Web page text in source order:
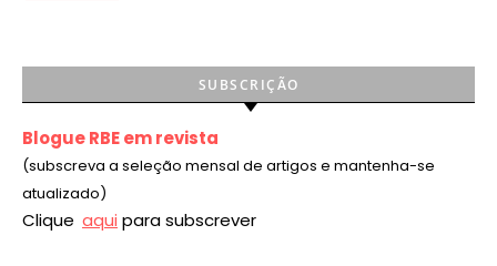
SUBSCRIÇÃO
Blogue RBE em revista
(subscreva a seleção mensal de artigos e mantenha-se
atualizado)
Clique aqui para subscrever